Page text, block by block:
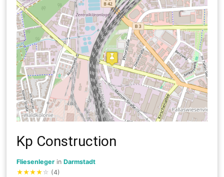
Kp Construction
Fliesenleger inDarmstadt
★★★★ ☆ (4)